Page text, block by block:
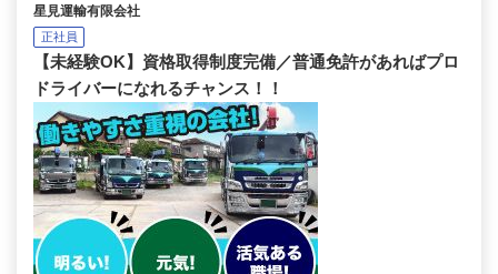
星見運輸有限会社
正社員
【未経験OK】資格取得制度完備／普通免許があればプロ
ドライバーになれるチャンス！！